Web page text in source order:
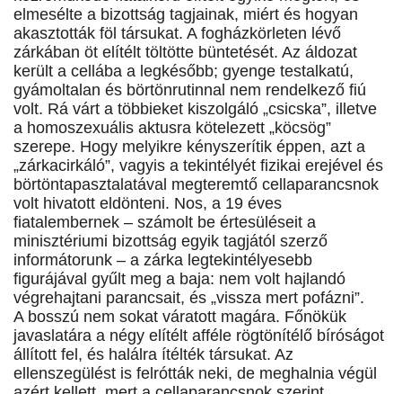
elmesélte a bizottság tagjainak, miért és hogyan
akasztották föl társukat. A fogházkörleten lévő
zárkában öt elítélt töltötte büntetését. Az áldozat
került a cellába a legkésőbb; gyenge testalkatú,
gyámoltalan és börtönrutinnal nem rendelkező fiú
volt. Rá várt a többieket kiszolgáló „csicska”, illetve
a homoszexuális aktusra kötelezett „köcsög”
szerepe. Hogy melyikre kényszerítik éppen, azt a
„zárkacirkáló”, vagyis a tekintélyét fizikai erejével és
börtöntapasztalatával megteremtő cellaparancsnok
volt hivatott eldönteni. Nos, a 19 éves
fiatalembernek – számolt be értesüléseit a
minisztériumi bizottság egyik tagjától szerző
informátorunk – a zárka legtekintélyesebb
figurájával gyűlt meg a baja: nem volt hajlandó
végrehajtani parancsait, és „vissza mert pofázni”.
A bosszú nem sokat váratott magára. Főnökük
javaslatára a négy elítélt afféle rögtönítélő bíróságot
állított fel, és halálra ítélték társukat. Az
ellenszegülést is felrótták neki, de meghalnia végül